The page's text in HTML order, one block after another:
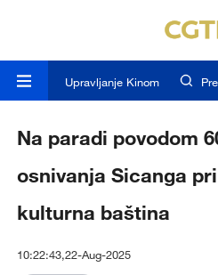
Upravljanje Kinom
Na paradi povodom
osnivanja Sicanga
kulturna baština
10:22:43,22-Aug-2025